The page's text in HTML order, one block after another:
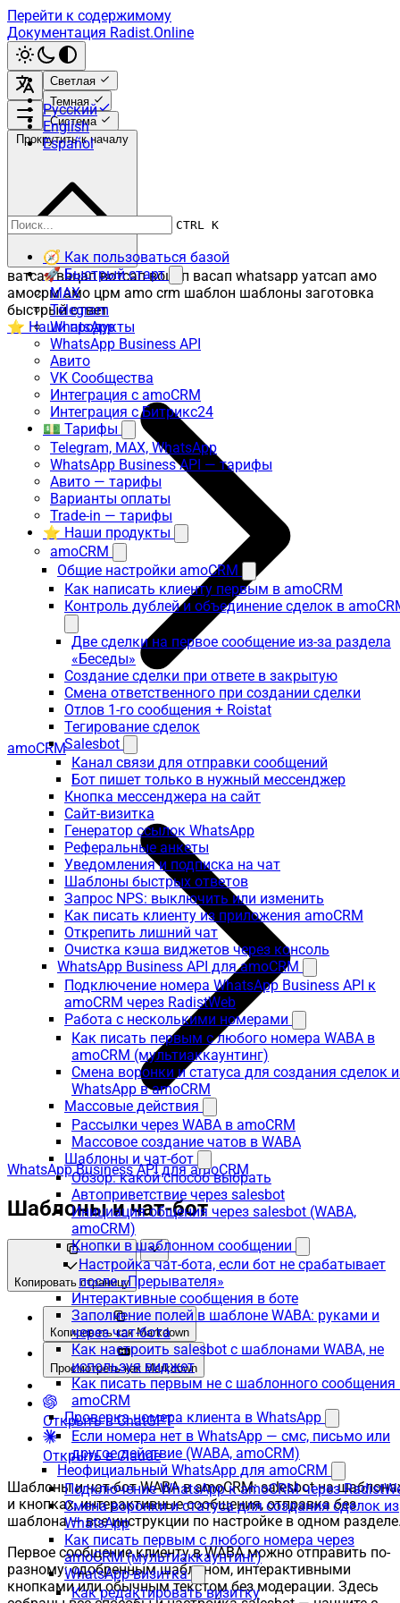
Перейти к содержимому
Документация Radist.Online
Светлая
Темная
Система
Русский
English
Español
CTRL K
🧭 Как пользоваться базой
🚀 Быстрый старт
MAX
Telegram
WhatsApp
WhatsApp Business API
Авито
VK Сообщества
Интеграция с amoCRM
Интеграция с Битрикс24
💵 Тарифы
Telegram, MAX, WhatsApp
WhatsApp Business API — тарифы
Авито — тарифы
Варианты оплаты
Trade-in — тарифы
⭐ Наши продукты
amoCRM
Общие настройки amoCRM
Как написать клиенту первым в amoCRM
Контроль дублей и объединение сделок в
Две сделки на первое сообщение из-за раздела
«Беседы»
Создание сделки при ответе в закрытую
Смена ответственного при создании сделки
Отлов 1-го сообщения + Roistat
Тегирование сделок
Salesbot
Канал связи для отправки сообщений
Бот пишет только в нужный мессенджер
Кнопка мессенджера на сайт
Сайт-визитка
Генератор ссылок WhatsApp
Реферальные анкеты
Уведомления и подписка на чат
Шаблоны быстрых ответов
Запрос NPS: выключить или изменить
Как писать клиенту из приложения amoCRM
Открепить лишний чат
Очистка кэша виджетов через консоль
WhatsApp Business API для amoCRM
Подключение номера WhatsApp Business API к
amoCRM через RadistWeb
Работа с несколькими номерами
Как писать первым с любого номера WABA в
amoCRM (мультиаккаунтинг)
Смена воронки и статуса для создания сделок
WhatsApp в amoCRM
Массовые действия
Рассылки через WABA в amoCRM
Массовое создание чатов в WABA
Шаблоны и чат-бот
Обзор: какой способ выбрать
Автоприветствие через salesbot
Инициация общения через salesbot (WABA,
amoCRM)
Кнопки в шаблонном сообщении
Настройка чат-бота, если бот не срабатывает
после «Прерывателя»
Интерактивные сообщения в боте
Заполнение полей в шаблоне WABA: руками и
через чат-бота
Как настроить salesbot с шаблонами WABA, не
используя виджет
Как писать первым не с шаблонного сообщения
amoCRM
Проверка номера клиента в WhatsApp
Если номера нет в WhatsApp — смс, письмо или
другое действие (WABA, amoCRM)
Неофициальный WhatsApp для amoCRM
Подключение WhatsApp к amoCRM через
Смена воронки и статуса для создания сделок из
WhatsApp
Как писать первым с любого номера через
amoCRM (мультиаккаунтинг)
WhatsApp-визитка
Как редактировать визитку
Прокрутить к началу
ватсап вацап вотсап воцап васап whatsapp уатсап амо
амосрм амо црм amo crm шаблон шаблоны заготовка
быстрый ответ
⭐ Наши продукты
amoCRM
WhatsApp Business API для amoCRM
Шаблоны и чат-бот
Копировать страницу
Копировать как Markdown
Просмотреть как Markdown
Открыть в ChatGPT
Открыть в Claude
Шаблоны и чат-бот WABA в amoCRM: salesbot на
и кнопках, интерактивные сообщения, отправка без
шаблона — все инструкции по настройке в одном
Первое сообщение клиенту в WABA можно отправить по-
разному: одобренным шаблоном, интерактивными
кнопками или обычным текстом без модерации. Здесь